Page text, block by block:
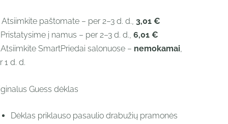
paštomate – per 2–3 d. d., 3,01 €
į namus – per 2–3 d. d., 6,01 €
SmartPriedai salonuose – nemokamai,
1 d. d.
Guess dėklas
Dėklas priklauso pasaulio drabužių pramonės